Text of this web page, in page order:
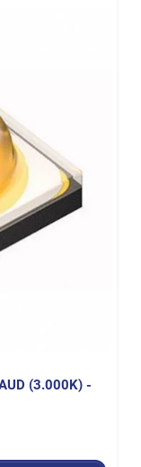
(3.000K) -